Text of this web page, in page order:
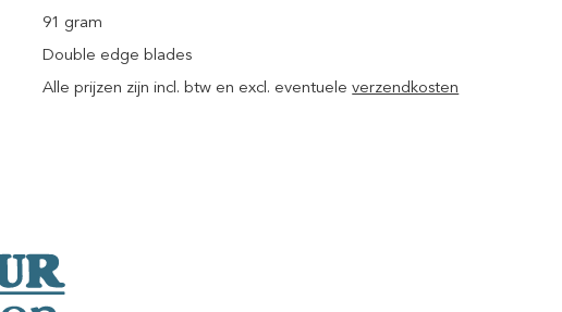
91 gram
Double edge blades
Alle prijzen zijn incl. btw en excl. eventueleverzendkosten